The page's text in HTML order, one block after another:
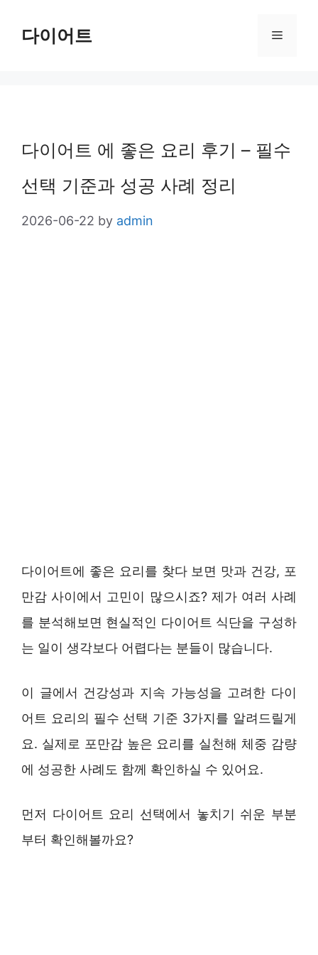
다이어트 Menu
다이어트 에 좋은 요리 후기 – 필수
선택 기준과 성공 사례 정리
2026-06-22 by admin
다이어트에 좋은 요리를 찾다 보면 맛과 건강, 포
만감 사이에서 고민이 많으시죠? 제가 여러 사례
를 분석해보면 현실적인 다이어트 식단을 구성하
는 일이 생각보다 어렵다는 분들이 많습니다.
이 글에서 건강성과 지속 가능성을 고려한 다이
어트 요리의 필수 선택 기준 3가지를 알려드릴게
요. 실제로 포만감 높은 요리를 실천해 체중 감량
에 성공한 사례도 함께 확인하실 수 있어요.
먼저 다이어트 요리 선택에서 놓치기 쉬운 부분
부터 확인해볼까요?